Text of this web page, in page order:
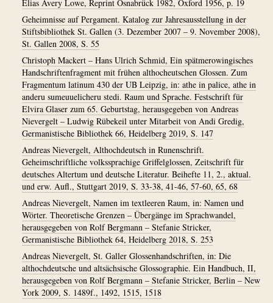
Elias Avery Lowe, Reprint Osnabrück 1982, Oxford 1956, p. 19
Geheimnisse auf Pergament. Katalog zur Jahresausstellung in der
Stiftsbibliothek St. Gallen (3. Dezember 2007 – 9. November 2008),
St. Gallen 2008, S. 55
Christoph Mackert – Hans Ulrich Schmid, Ein spätmerowingisches
Handschriftenfragment mit frühen althocheutschen Glossen. Zum
Fragmentum latinum 430 der UB Leipzig, in: athe in palice, athe in
anderu sumeuuelicheru stedi. Raum und Sprache. Festschrift für
Elvira Glaser zum 65. Geburtstag, herausgegeben von Andreas
Nievergelt – Ludwig Rübekeil unter Mitarbeit von Andi Gredig,
Germanistische Bibliothek 66, Heidelberg 2019, S. 147
Andreas Nievergelt, Althochdeutsch in Runenschrift.
Geheimschriftliche volkssprachige Griffelglossen, Zeitschrift für
deutsches Altertum und deutsche Literatur. Beihefte 11, 2., aktual.
und erw. Aufl., Stuttgart 2019, S. 33-38, 41-46, 57-60, 65, 68
Andreas Nievergelt, Namen im textleeren Raum, in: Namen und
Wörter. Theoretische Grenzen – Übergänge im Sprachwandel,
herausgegeben von Rolf Bergmann – Stefanie Stricker,
Germanistische Bibliothek 64, Heidelberg 2018, S. 253
Andreas Nievergelt, St. Galler Glossenhandschriften, in: Die
althochdeutsche und altsächsische Glossographie. Ein Handbuch, II,
herausgegeben von Rolf Bergmann – Stefanie Stricker, Berlin – New
York 2009, S. 1489f., 1492, 1515, 1518